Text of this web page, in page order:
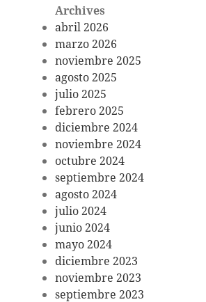
Archives
abril 2026
marzo 2026
noviembre 2025
agosto 2025
julio 2025
febrero 2025
diciembre 2024
noviembre 2024
octubre 2024
septiembre 2024
agosto 2024
julio 2024
junio 2024
mayo 2024
diciembre 2023
noviembre 2023
septiembre 2023